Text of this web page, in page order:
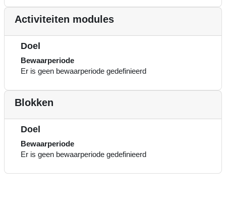
Activiteiten modules
Doel
Bewaarperiode
Er is geen bewaarperiode gedefinieerd
Blokken
Doel
Bewaarperiode
Er is geen bewaarperiode gedefinieerd